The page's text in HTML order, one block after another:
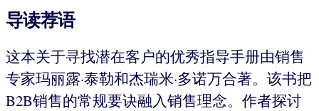
导读荐语
这本关于寻找潜在客户的优秀指导手册由销售
专家玛丽露·泰勒和杰瑞米·多诺万合著。该书把
B2B销售的常规要诀融入销售理念。作者探讨